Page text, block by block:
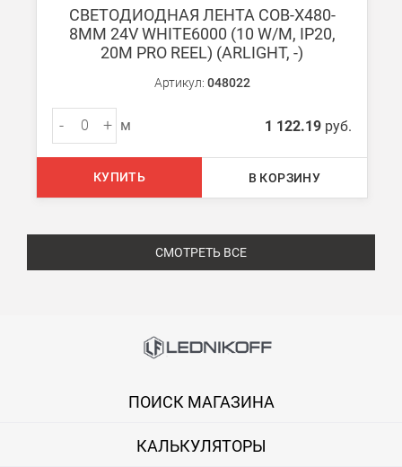
СВЕТОДИОДНАЯ ЛЕНТА COB-X480-
8MM 24V WHITE6000 (10 W/M, IP20,
20M PRO REEL) (ARLIGHT, -)
Артикул: 048022
- + м 1 122.19 руб.
КУПИТЬ В КОРЗИНУ
СМОТРЕТЬ ВСЕ
ПОИСК МАГАЗИНА
КАЛЬКУЛЯТОРЫ